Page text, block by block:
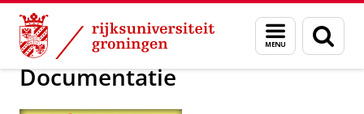
Skip
Content
Skip
Navigation
Menu
en
zoeken
Maatschappij/bedrijven Visualisatie
Documentatie